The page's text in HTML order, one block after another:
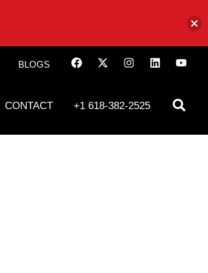
BLOGS
CONTACT +1 618-382-2525